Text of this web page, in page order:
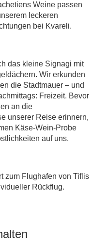
Weine passen
leckeren
bei Kvareli.
das kleine Signagi mit
Wir erkunden
die Stadtmauer – und
Freizeit. Bevor
an die
unserer Reise erinnern,
Käse-Wein-Probe
auf uns.
zum Flughafen von Tiflis
Rückflug.